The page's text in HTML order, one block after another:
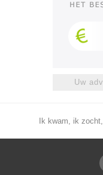
Uw
Ik kwam, ik